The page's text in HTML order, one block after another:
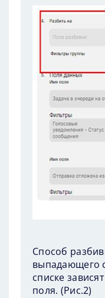
Способ
выпадающего
списке
поля. (Рис.2)